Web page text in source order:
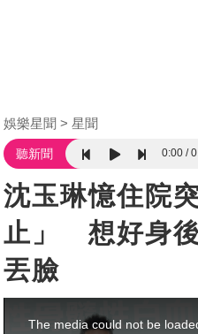
娛樂星聞 星聞
聽新聞 0:00
沈玉琳憶住院
止」 想好身
丟臉
The media could not be